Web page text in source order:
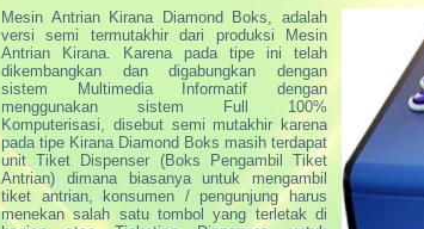
Mesin Antrian Kirana Diamond Boks, adalah
versi semi termutakhir dari produksi Mesin
Antrian Kirana. Karena pada tipe ini telah
dikembangkan dan digabungkan dengan
sistem Multimedia Informatif dengan
menggunakan sistem Full 100%
Komputerisasi, disebut semi mutakhir karena
pada tipe Kirana Diamond Boks masih terdapat
unit Tiket Dispenser (Boks Pengambil Tiket
Antrian) dimana biasanya untuk mengambil
tiket antrian, konsumen / pengunjung harus
menekan salah satu tombol yang terletak di